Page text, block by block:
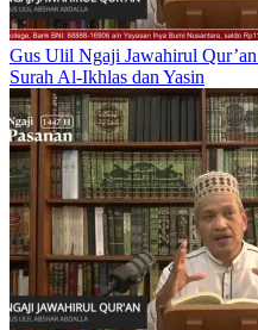
Gus Ulil Ngaji Jawahirul
Surah Al-Ikhlas dan Yasin